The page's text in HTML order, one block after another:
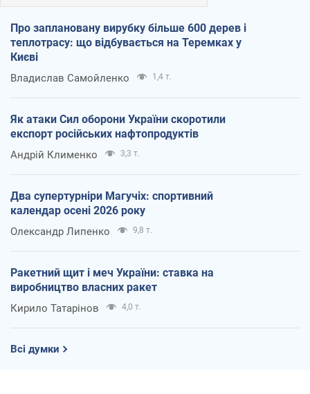
Про заплановану вирубку більше 600 дерев і
теплотрасу: що відбувається на Теремках у
Києві
Владислав Самойленко 1,4 т.
Як атаки Сил оборони України скоротили
експорт російських нафтопродуктів
Андрій Клименко 3,3 т.
Два супертурніри Магучіх: спортивний
календар осені 2026 року
Олександр Липенко 9,8 т.
Ракетний щит і меч України: ставка на
виробництво власних ракет
Кирило Татарінов 4,0 т.
Всі думки